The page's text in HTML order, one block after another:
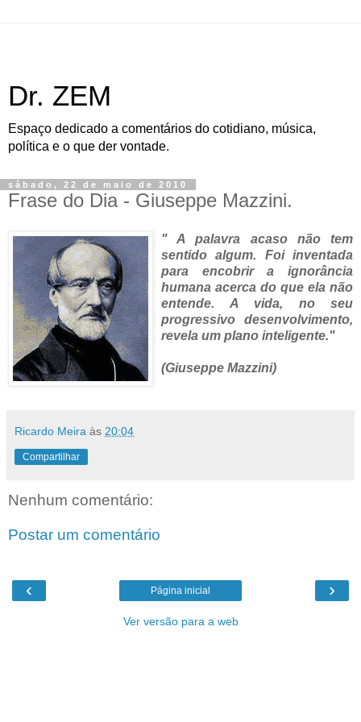
Dr. ZEM
Espaço dedicado a comentários do cotidiano, música,
política e o que der vontade.
sábado, 22 de maio de 2010
Frase do Dia - Giuseppe Mazzini.
" A palavra acaso não tem
sentido algum. Foi inventada
para encobrir a ignorância
humana acerca do que ela não
entende. A vida, no seu
progressivo desenvolvimento,
revela um plano inteligente."
(Giuseppe Mazzini)
Ricardo Meira às 20:04
Compartilhar
Nenhum comentário:
Postar um comentário
‹ ›
Página inicial
Ver versão para a web